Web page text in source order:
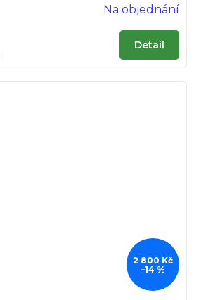
Na objednání
Detail
2 800 Kč
–14 %